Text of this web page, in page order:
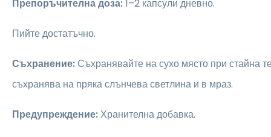
Препоръчителна доза:1–2 капсули дневно.
Пийте достатъчно.
Съхранение:Съхранявайте на сухо място при стайна
съхранява на пряка слънчева светлина и в мраз.
Предупреждение:Хранителна добавка.